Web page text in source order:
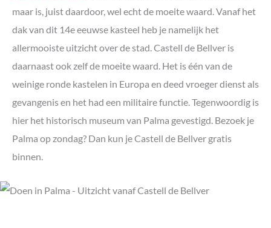
maar is, juist daardoor, wel echt de moeite waard. Vanaf het
dak van dit 14e eeuwse kasteel heb je namelijk het
allermooiste uitzicht over de stad. Castell de Bellver is
daarnaast ook zelf de moeite waard. Het is één van de
weinige ronde kastelen in Europa en deed vroeger dienst als
gevangenis en het had een militaire functie. Tegenwoordig is
hier het historisch museum van Palma gevestigd. Bezoek je
Palma op zondag? Dan kun je Castell de Bellver gratis
binnen.